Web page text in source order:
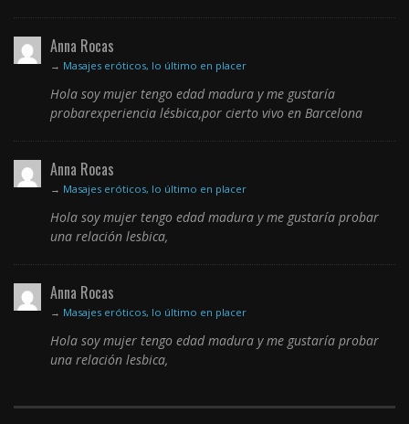
Anna Rocas
→ Masajes eróticos, lo último en placer
Hola soy mujer tengo edad madura y me gustaría
probarexperiencia lésbica,por cierto vivo en Barcelona
Anna Rocas
→ Masajes eróticos, lo último en placer
Hola soy mujer tengo edad madura y me gustaría probar
una relación lesbica,
Anna Rocas
→ Masajes eróticos, lo último en placer
Hola soy mujer tengo edad madura y me gustaría probar
una relación lesbica,